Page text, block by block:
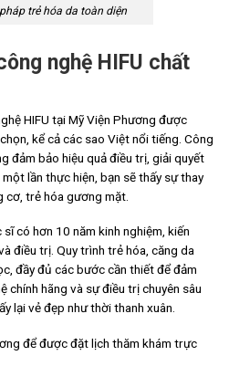
trẻ hóa da toàn diện
nghệ HIFU chất
HIFU tại Mỹ Viện Phương được
kể cả các sao Việt nổi tiếng. Công
đảm bảo hiệu quả điều trị, giải quyết
lần thực hiện, bạn sẽ thấy sự thay
cơ, trẻ hóa gương mặt.
có hơn 10 năm kinh nghiệm, kiến
điều trị. Quy trình trẻ hóa, căng da
đầy đủ các bước cần thiết để đảm
chính hãng và sự điều trị chuyên sâu
lại vẻ đẹp như thời thanh xuân.
để được đặt lịch thăm khám trực